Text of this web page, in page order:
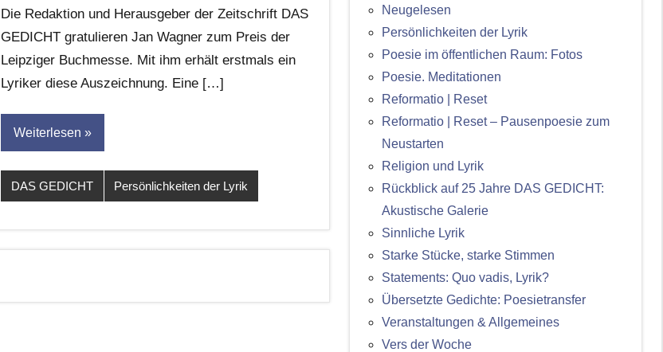
Leitner
Die Redaktion und Herausgeber der Zeitschrift DAS
GEDICHT gratulieren Jan Wagner zum Preis der
Leipziger Buchmesse. Mit ihm erhält erstmals ein
Lyriker diese Auszeichnung. Eine […]
Weiterlesen
DAS GEDICHT Persönlichkeiten der Lyrik
Neugelesen
Persönlichkeiten der Lyrik
Poesie im öffentlichen Raum: Fotos
Poesie. Meditationen
Reformatio | Reset
Reformatio | Reset – Pausenpoesie zum
Neustarten
Religion und Lyrik
Rückblick auf 25 Jahre DAS GEDICHT:
Akustische Galerie
Sinnliche Lyrik
Starke Stücke, starke Stimmen
Statements: Quo vadis, Lyrik?
Übersetzte Gedichte: Poesietransfer
Veranstaltungen & Allgemeines
Vers der Woche